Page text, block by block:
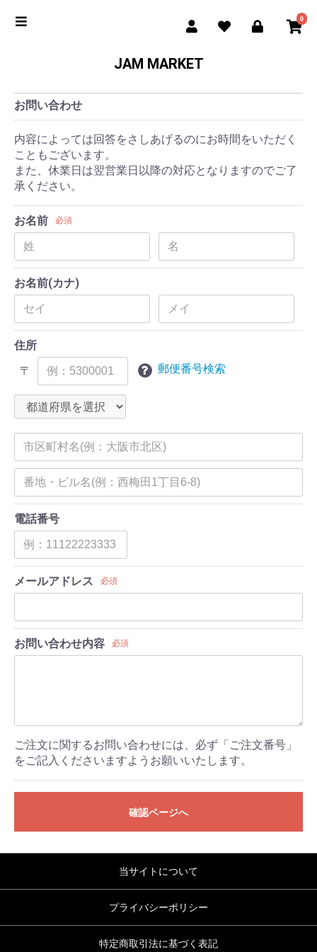
0
JAM MARKET
お問い合わせ
内容によっては回答をさしあげるのにお時間をいただく
こともございます。
また、休業日は翌営業日以降の対応となりますのでご了
承ください。
お名前 必須
お名前(カナ)
住所
〒
郵便番号検索
電話番号
メールアドレス 必須
お問い合わせ内容 必須
ご注文に関するお問い合わせには、必ず「ご注文番号」
をご記入くださいますようお願いいたします。
確認ページへ
当サイトについて
プライバシーポリシー
特定商取引法に基づく表記